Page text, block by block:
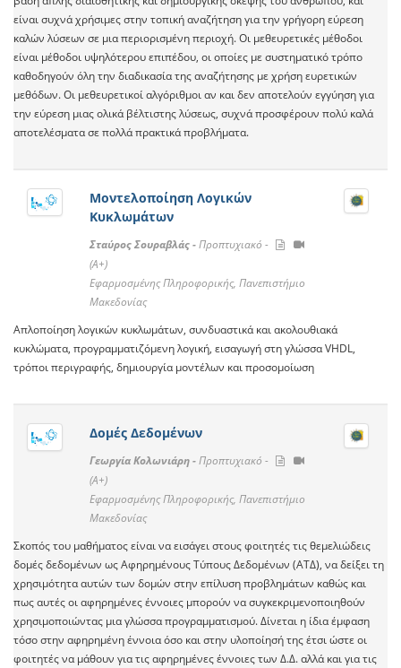
είναι συχνά χρήσιμες στην τοπική αναζήτηση για την γρήγορη εύρεση
καλών λύσεων σε μια περιορισμένη περιοχή. Οι μεθευρετικές μέθοδοι
είναι μέθοδοι υψηλότερου επιπέδου, οι οποίες με συστηματικό τρόπο
καθοδηγούν όλη την διαδικασία της αναζήτησης με χρήση ευρετικών
μεθόδων. Οι μεθευρετικοί αλγόριθμοι αν και δεν αποτελούν εγγύηση για
την εύρεση μιας ολικά βέλτιστης λύσεως, συχνά προσφέρουν πολύ καλά
αποτελέσματα σε πολλά πρακτικά προβλήματα.
Μοντελοποίηση Λογικών
Κυκλωμάτων
Σταύρος Σουραβλάς -Προπτυχιακό -
(A+)
Εφαρμοσμένης Πληροφορικής, Πανεπιστήμιο
Μακεδονίας
Απλοποίηση λογικών κυκλωμάτων, συνδυαστικά και ακολουθιακά
κυκλώματα, προγραμματιζόμενη λογική, εισαγωγή στη γλώσσα VHDL,
τρόποι περιγραφής, δημιουργία μοντέλων και προσομοίωση
Δομές Δεδομένων
Γεωργία Κολωνιάρη -Προπτυχιακό -
(A+)
Εφαρμοσμένης Πληροφορικής, Πανεπιστήμιο
Μακεδονίας
Σκοπός του μαθήματος είναι να εισάγει στους φοιτητές τις θεμελιώδεις
δομές δεδομένων ως Αφηρημένους Τύπους Δεδομένων (ΑΤΔ), να δείξει τη
χρησιμότητα αυτών των δομών στην επίλυση προβλημάτων καθώς και
πως αυτές οι αφηρημένες έννοιες μπορούν να συγκεκριμενοποιηθούν
χρησιμοποιώντας μια γλώσσα προγραμματισμού. Δίνεται η ίδια έμφαση
τόσο στην αφηρημένη έννοια όσο και στην υλοποίησή της έτσι ώστε οι
φοιτητές να μάθουν για τις αφηρημένες έννοιες των Δ.Δ. αλλά και για τις